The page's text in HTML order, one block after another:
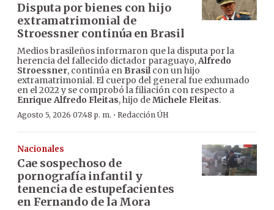
Disputa por bienes con hijo
extramatrimonial de
Stroessner continúa en Brasil
Medios brasileños informaron que la disputa por la
herencia del fallecido dictador paraguayo,Alfredo
Stroessner, continúa en Brasilcon un hijo
extramatrimonial. El cuerpo del general fue exhumado
en el 2022 y se comprobó la filiación con respecto a
Enrique Alfredo Fleitas, hijo deMichele Fleitas.
Agosto 5, 2026 07:48 p. m. · Redacción ÚH
Nacionales
Cae sospechoso de
pornografía infantil y
tenencia de estupefacientes
en Fernando de la Mora